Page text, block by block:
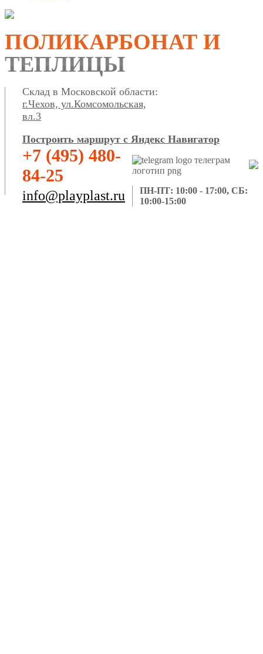
ПОЛИКАРБОНАТ И
ТЕПЛИЦЫ
Склад в Московской области:
г.Чехов, ул.Комсомольская,
вл.3
Построить маршрут с Яндекс Навигатор
+7 (495) 480-
84-25
info@playplast.ru
ПН-ПТ: 10:00 - 17:00, СБ:
10:00-15:00